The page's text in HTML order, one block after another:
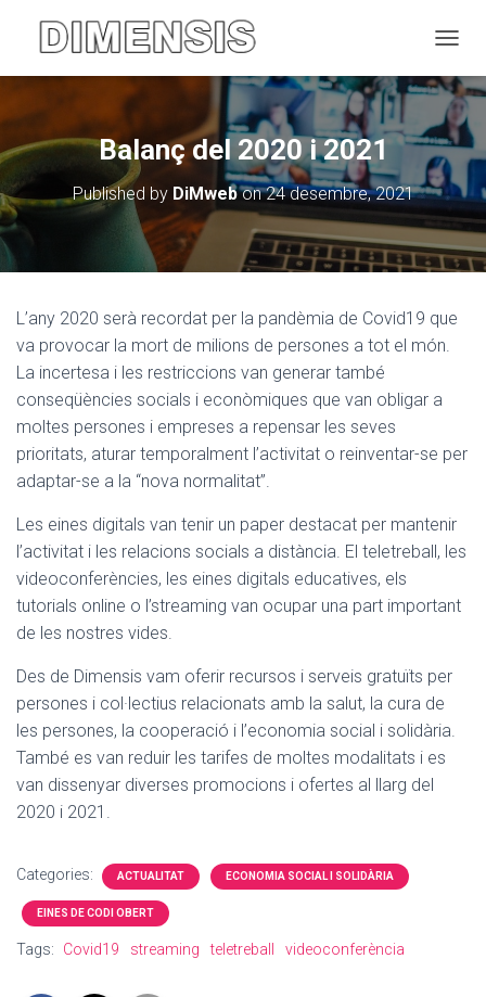
Balanç del 2020 i 2021
Published by DiMwebon24 desembre, 2021
L’any 2020 serà recordat per la pandèmia de Covid19 que
va provocar la mort de milions de persones a tot el món.
La incertesa i les restriccions van generar també
conseqüències socials i econòmiques que van obligar a
moltes persones i empreses a repensar les seves
prioritats, aturar temporalment l’activitat o reinventar-se per
adaptar-se a la “nova normalitat”.
Les eines digitals van tenir un paper destacat per mantenir
l’activitat i les relacions socials a distància. El teletreball, les
videoconferències, les eines digitals educatives, els
tutorials online o l’streaming van ocupar una part important
de les nostres vides.
Des de Dimensis vam oferir recursos i serveis gratuïts per
persones i col·lectius relacionats amb la salut, la cura de
les persones, la cooperació i l’economia social i solidària.
També es van reduir les tarifes de moltes modalitats i es
van dissenyar diverses promocions i ofertes al llarg del
2020 i 2021.
Categories: ACTUALITAT ECONOMIA SOCIAL I SOLIDÀRIA
EINES DE CODI OBERT
Tags: Covid19 streaming teletreball videoconferència